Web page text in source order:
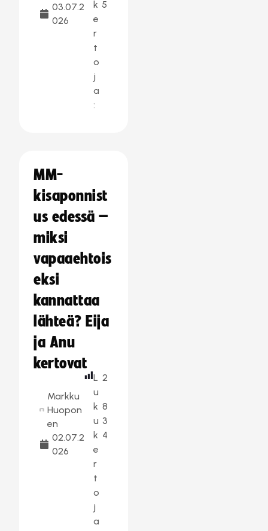
03.07.2
026
k
e
r
t
o
j
a
:
5
MM-
kisaponnist
us edessä –
miksi
vapaaehtois
eksi
kannattaa
lähteä? Eija
ja Anu
kertovat
Markku
Huopon
en
02.07.2
026
L
u
k
u
k
e
r
t
o
j
a
2
8
3
4